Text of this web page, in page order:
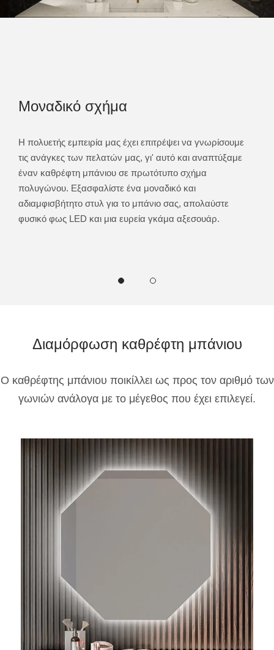
Μοναδικό σχήμα
Η πολυετής εμπειρία μας έχει επιτρέψει να γνωρίσουμε
τις ανάγκες των πελατών μας, γι' αυτό και αναπτύξαμε
έναν καθρέφτη μπάνιου σε πρωτότυπο σχήμα
πολυγώνου. Εξασφαλίστε ένα μοναδικό και
αδιαμφισβήτητο στυλ για το μπάνιο σας, απολαύστε
φυσικό φως LED και μια ευρεία γκάμα αξεσουάρ.
Διαμόρφωση καθρέφτη μπάνιου
Ο καθρέφτης μπάνιου ποικίλλει ως προς τον αριθμό των
γωνιών ανάλογα με το μέγεθος που έχει επιλεγεί.